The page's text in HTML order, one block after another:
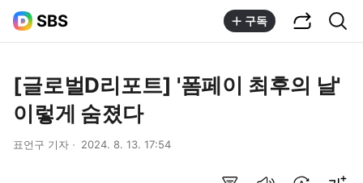
SBS 구독
[글로벌D리포트] '폼페이 최후의 날'
이렇게 숨졌다
표언구 기자 2024. 8. 13. 17:54